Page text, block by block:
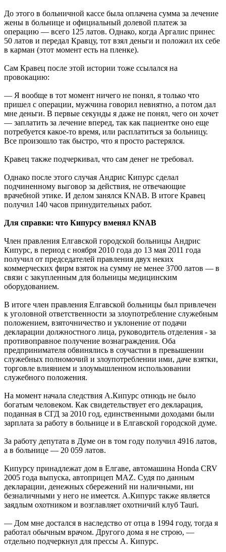
До этого в больничной кассе была оплачена сумма за лечение
жены в больнице и официальный долевой платеж за
операцию — всего 125 латов. Однако, когда Аргалис принес
50 латов и передал Кравцу, тот взял деньги и положил их себе
в карман (этот момент есть на пленке).
Сам Кравец после этой истории тоже ссылался на
провокацию:
— Я вообще в тот момент ничего не понял, я только что
пришел с операции, мужчина говорил невнятно, а потом дал
мне деньги. В первые секунды я даже не понял, чего он хочет
— заплатить за лечение вперед, так как пациентке оно еще
потребуется какое-то время, или расплатиться за больницу.
Все произошло так быстро, что я просто растерялся.
Кравец также подчеркивал, что сам денег не требовал.
Однако после этого случая Андрис Кипурс сделал
подчиненному выговор за действия, не отвечающие
врачебной этике. И делом занялся KNAB. В итоге Кравец
получил 140 часов принудительных работ.
Для справки: что Кипурсу вменял KNAB
Член правления Елгавской городской больницы Андрис
Кипурс, в период с ноября 2010 года до 13 мая 2011 года
получил от председателей правления двух неких
коммерческих фирм взяток на сумму не менее 3700 латов — в
связи с закупленным для больницы медицинским
оборудованием.
В итоге член правления Елгавской больницы был привлечен
к уголовной ответственности за злоупотребление служебным
положением, взяточничество и уклонение от подачи
декларации должностного лица, руководитель отделения - за
противоправное получение вознаграждения. Оба
предпринимателя обвинялись в соучастии в превышении
служебных полномочий и злоупотреблении ими, даче взятки,
торговле влиянием и злоумышленном использовании
служебного положения.
На момент начала следствия А.Кипурс отнюдь не было
богатым человеком. Как свидетельствует его декларация,
поданная в СГД за 2010 год, единственными доходами были
зарплата за работу в больнице и в Елгавской городской думе.
За работу депутата в Думе он в том году получил 4916 латов,
а в больнице — 20 059 латов.
Кипурсу принадлежат дом в Елгаве, автомашина Honda CRV
2005 года выпуска, автоприцеп MAZ. Судя по данным
декларации, денежных сбережений ни наличными, ни
безналичными у него не имеется. А.Кипурс также является
заядлым охотником и возглавляет охотничий клуб Tauri.
— Дом мне достался в наследство от отца в 1994 году, тогда я
работал обычным врачом. Другого дома я не строю, —
отдельно подчеркнул для прессы А. Кипурс.